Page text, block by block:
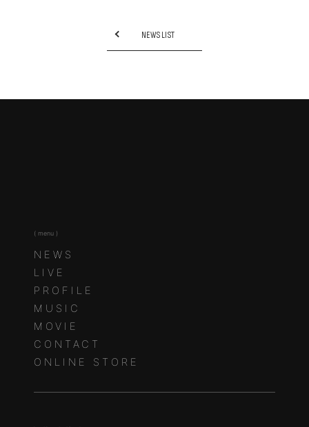
NEWS LIST
( menu )
NEWS
LIVE
PROFILE
MUSIC
MOVIE
CONTACT
ONLINE STORE